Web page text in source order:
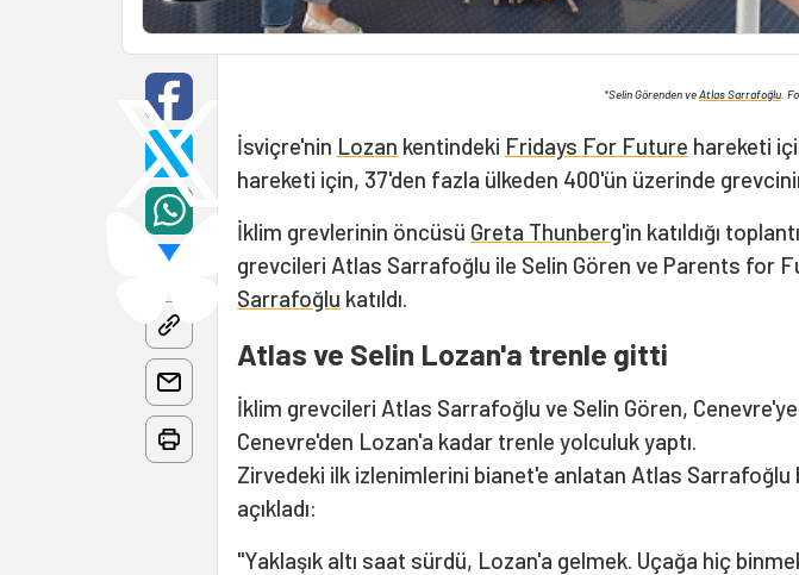
*Selin Görenden veAtlas Sarrafoğlu.
İsviçre'nin Lozan kentindeki Fridays For Future hareketi
hareketi için, 37'den fazla ülkeden 400'ün üzerinde grevcinin
İklim grevlerinin öncüsü Greta Thunberg'in katıldığı
grevcileri Atlas Sarrafoğlu ile Selin Gören ve Parents for
Sarrafoğlu katıldı.
Atlas ve Selin Lozan'a trenle gitti
İklim grevcileri Atlas Sarrafoğlu ve Selin Gören,
Cenevre'den Lozan'a kadar trenle yolculuk yaptı.
Zirvedeki ilk izlenimlerini bianet'e anlatan Atlas Sarrafoğlu
açıkladı:
"Yaklaşık altı saat sürdü, Lozan'a gelmek. Uçağa hiç